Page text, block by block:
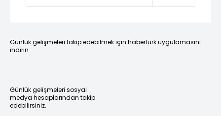
Günlük gelişmeleri takip edebilmek için habertürk uygulamasını
indirin
Günlük gelişmeleri sosyal
medya hesaplarından takip
edebilirsiniz.